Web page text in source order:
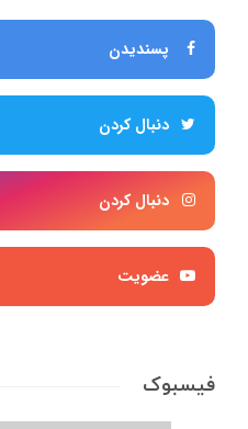
پسندیدن
دنبال کردن
دنبال کردن
عضویت
فیسبوک